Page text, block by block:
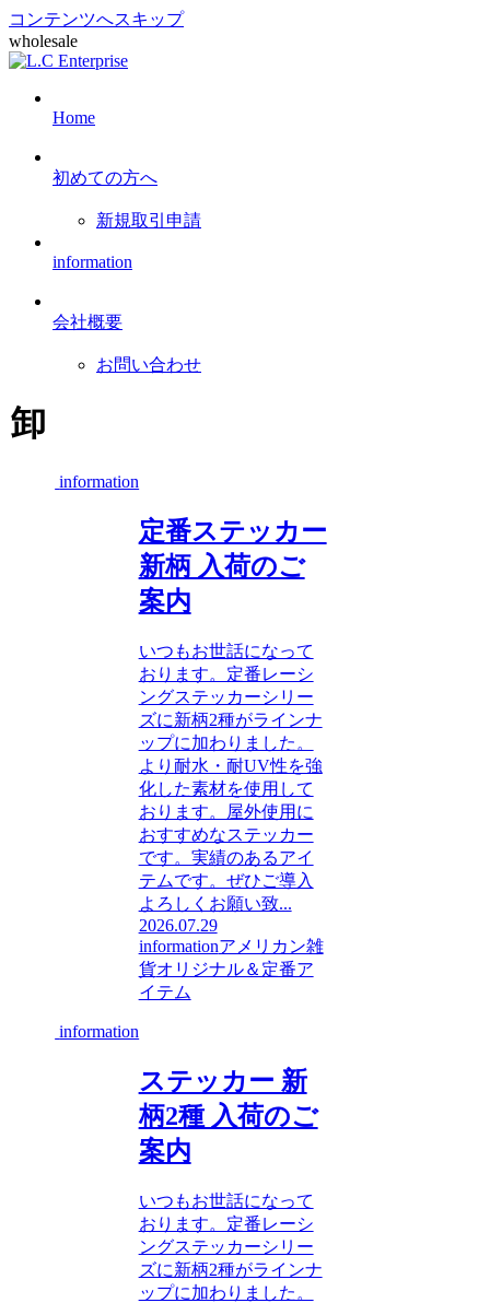
コンテンツへスキップ
wholesale
Home
初めての方へ
新規取引申請
information
会社概要
お問い合わせ
卸
information
定番ステッカー
新柄 入荷のご
案内
いつもお世話になって
おります。定番レーシ
ングステッカーシリー
ズに新柄2種がラインナ
ップに加わりました。
より耐水・耐UV性を強
化した素材を使用して
おります。屋外使用に
おすすめなステッカー
です。実績のあるアイ
テムです。ぜひご導入
よろしくお願い致...
2026.07.29
informationアメリカン雑
貨オリジナル＆定番ア
イテム
information
ステッカー 新
柄2種 入荷のご
案内
いつもお世話になって
おります。定番レーシ
ングステッカーシリー
ズに新柄2種がラインナ
ップに加わりました。